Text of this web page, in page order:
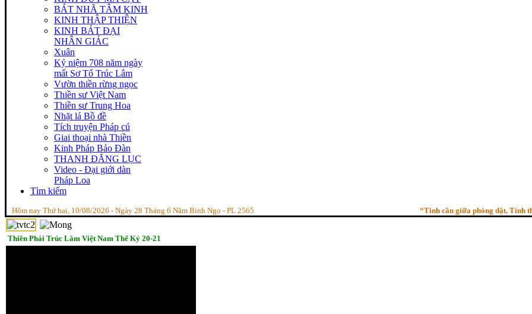
BÁT NHÃ TÂM KINH
KINH THẬP THIỆN
KINH BÁT ĐẠI
NHÂN GIÁC
Xuân
Kỷ niệm 708 năm ngày
mất Sơ Tổ Trúc Lâm
Vườn thiền rừng ngọc
Thiền sư Việt Nam
Thiền sư Trung Hoa
Nhặt lá Bồ đề
Tích truyện Pháp cú
Giai thoại nhà Thiền
Kinh Pháp Bảo Đàn
THANH ĐĂNG LỤC
Video - Đại giới dàn
Pháp Loa
Tìm kiếm
Hôm nay Thứ hai, 10/08/2026 - Ngày 28 Tháng 6 Năm Bính Ngọ - PL 2565 “Tinh cần giữa phóng dật, Tỉnh thức
Thiền Phái Trúc Lâm Việt Nam Thế Kỷ 20-21